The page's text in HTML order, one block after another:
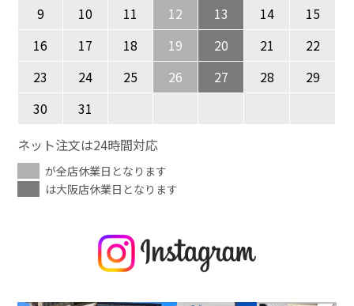
9
10 11 12 13 14
15
16
17 18 19 20 21
22
23
24 25 26 27 28
29
30
31
ネット注文は24時間対応
が全店休業日となります
は大阪店休業日となります